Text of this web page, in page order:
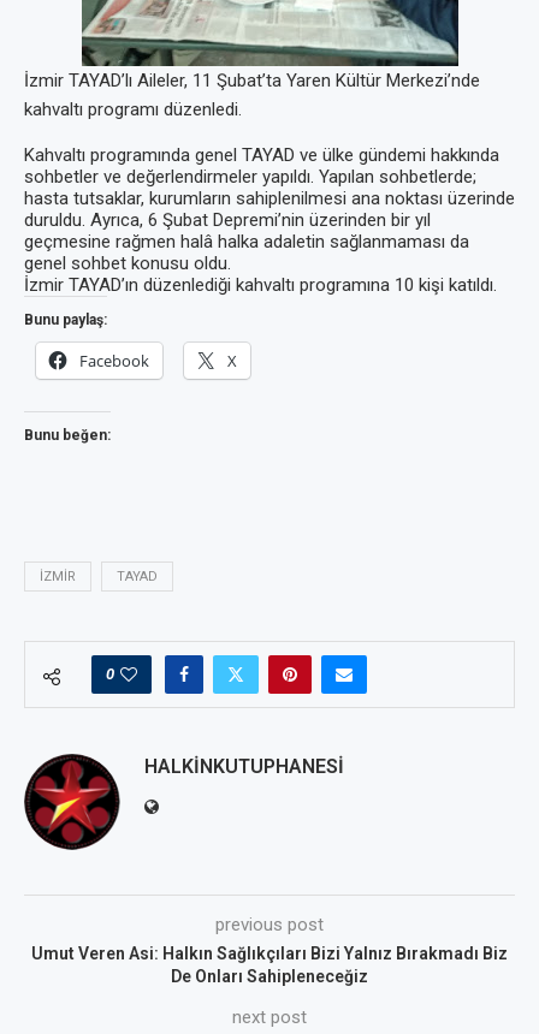
İzmir TAYAD’lı Aileler, 11 Şubat’ta Yaren Kültür Merkezi’nde
kahvaltı programı düzenledi.
Kahvaltı programında genel TAYAD ve ülke gündemi hakkında
sohbetler ve değerlendirmeler yapıldı. Yapılan sohbetlerde;
hasta tutsaklar, kurumların sahiplenilmesi ana noktası üzerinde
duruldu. Ayrıca, 6 Şubat Depremi’nin üzerinden bir yıl
geçmesine rağmen halâ halka adaletin sağlanmaması da
genel sohbet konusu oldu.
İzmir TAYAD’ın düzenlediği kahvaltı programına 10 kişi katıldı.
Bunu paylaş:
Facebook X
Bunu beğen:
IZMIR TAYAD
0
HALKINKUTUPHANESI
previous post
Umut Veren Asi: Halkın Sağlıkçıları Bizi Yalnız Bırakmadı Biz
De Onları Sahipleneceğiz
next post